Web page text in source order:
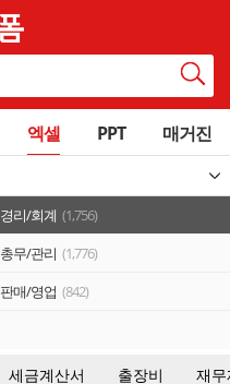
엑셀 PPT 매거진
경리/회계 (1,756)
총무/관리 (1,776)
판매/영업 (842)
세금계산서 출장비 재